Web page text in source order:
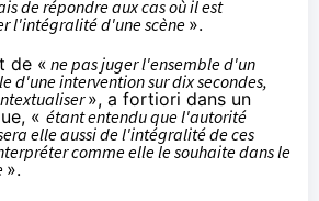
de répondre aux cas où il est
l'intégralité d'une scène ».
de « ne pas juger l'ensemble d'un
d'une intervention sur dix secondes,
», a fortiori dans un
« étant entendu que l'autorité
elle aussi de l'intégralité de ces
comme elle le souhaite dans le
».